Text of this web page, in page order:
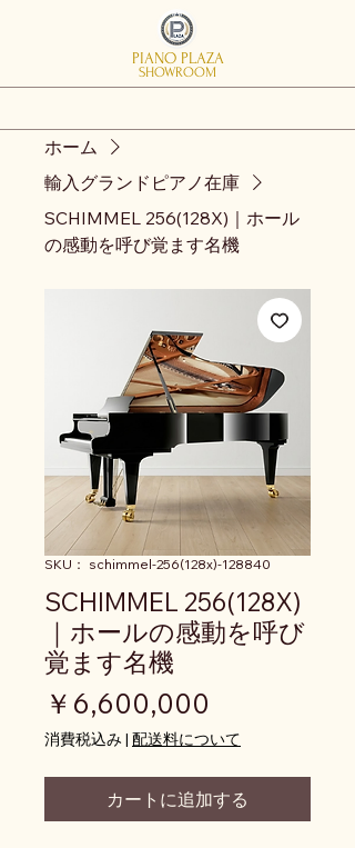
SHOWROOM
PIANO PLAZA
ホーム
輸入グランドピアノ在庫
SCHIMMEL 256(128X)｜ホール
の感動を呼び覚ます名機
SKU： schimmel-256(128x)-128840
SCHIMMEL 256(128X)
｜ホールの感動を呼び
覚ます名機
￥6,600,000
消費税込み| 配送料について
カートに追加する